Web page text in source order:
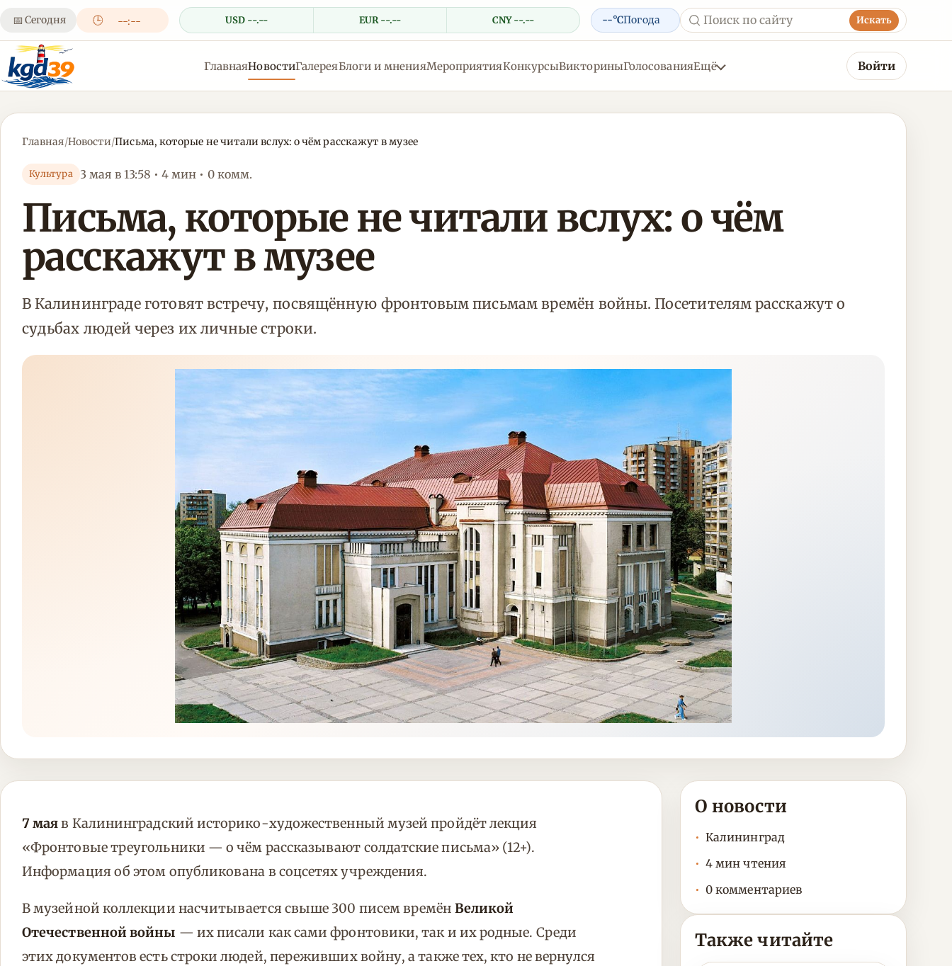
📅 Сегодня 🕒 --:-- USD --.-- EUR --.-- CNY --.-- --°CПогода Искать
ГлавнаяНовостиГалереяБлоги и мненияМероприятияКонкурсыВикториныГолосованияЕщё Войти
Главная/Новости/Письма, которые не читали вслух: о чём расскажут в музее
Культура 3 мая в 13:58 • 4 мин • 0 комм.
Письма, которые не читали вслух: о чём
расскажут в музее
В Калининграде готовят встречу, посвящённую фронтовым письмам времён войны. Посетителям расскажут о
судьбах людей через их личные строки.
7 маяв Калининградский историко-художественный музей пройдёт лекция
«Фронтовые треугольники — о чём рассказывают солдатские письма» (12+).
Информация об этом опубликована в соцсетях учреждения.
В музейной коллекции насчитывается свыше 300 писем времён Великой
Отечественной войны — их писали как сами фронтовики, так и их родные. Среди
этих документов есть строки людей, переживших войну, а также тех, кто не вернулся
О новости
Калининград
4 мин чтения
0 комментариев
Также читайте